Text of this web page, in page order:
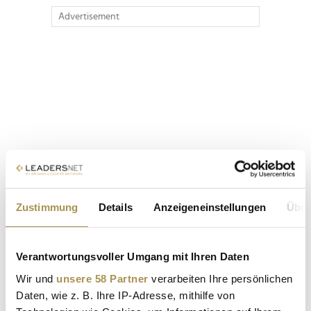
Zustimmung Details Anzeigeneinstellungen
Verantwortungsvoller Umgang mit Ihren Daten
Wir und unsere 58 Partner verarbeiten Ihre persönlichen
Daten, wie z. B. Ihre IP-Adresse, mithilfe von
Advertisement